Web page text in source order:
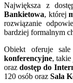
Największa z
Bankietowa, której
rozwiązanie
bardziej formalnym
Obiekt oferuje
konferencyjne, takie
orazdostęp do
120 osób oraz Sala